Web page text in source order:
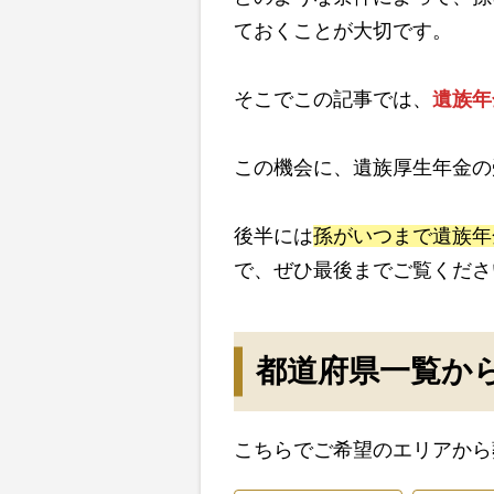
ておくことが大切です。
そこでこの記事では、 遺族
この機会に、遺族厚生年金
後半には孫がいつまで遺族
で、ぜひ最後までご覧くだ
都道府県一覧か
こちらでご希望のエリアか